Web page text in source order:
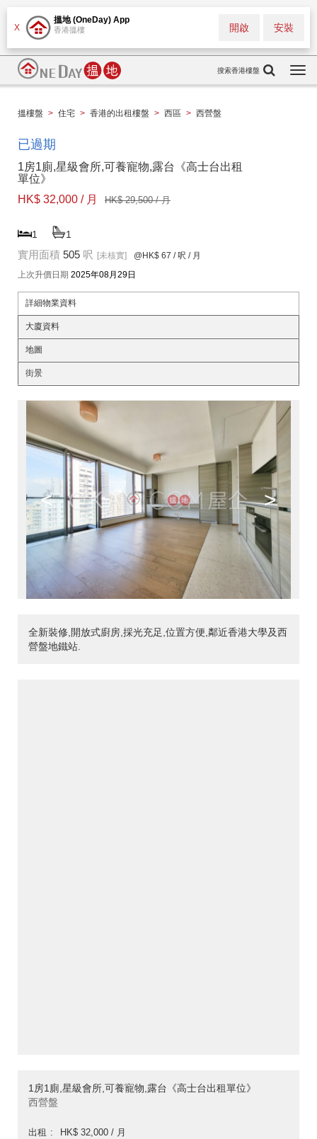
X
搵地 (OneDay) App
香港搵樓 安裝
開啟
搜索香港樓盤
搵樓盤 > 住宅 > 香港的出租樓盤 > 西區 > 西營盤
已過期
1房1廁,星級會所,可養寵物,露台《高士台出租
單位》
HK$ 32,000 / 月
HK$ 29,500 / 月
1 1
實用面積 505 呎 [未核實] @HK$ 67 / 呎 / 月
上次升價日期 2025年08月29日
詳細物業資料
大廈資料
地圖
街景
< >
全新裝修,開放式廚房,採光充足,位置方便,鄰近香港大學及西
營盤地鐵站.
1房1廁,星級會所,可養寵物,露台《高士台出租單位》
西營盤
出租
HK$ 32,000 / 月